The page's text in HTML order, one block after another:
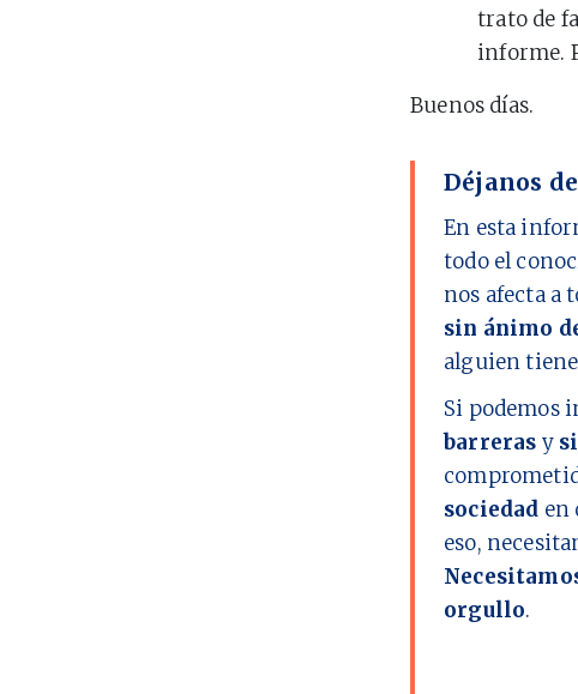
trato de
informe.
Buenos días.
Déjanos
En esta
todo el
nos afecta a
sin ánimo
alguien
Si podemos
barreras y
sociedad en
eso,
orgullo.